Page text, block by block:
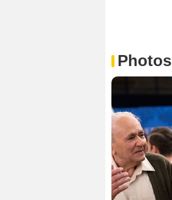
Photos